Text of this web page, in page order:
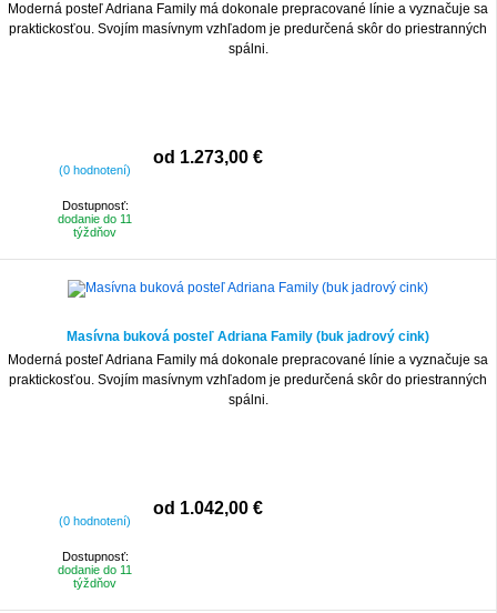
Moderná posteľ Adriana Family má dokonale prepracované línie a vyznačuje sa
praktickosťou. Svojím masívnym vzhľadom je predurčená skôr do priestranných
spálni.
(0 hodnotení)
Dostupnosť:
dodanie do 11
týždňov
od 1.273,00 €
Masívna buková posteľ Adriana Family (buk jadrový cink)
Moderná posteľ Adriana Family má dokonale prepracované línie a vyznačuje sa
praktickosťou. Svojím masívnym vzhľadom je predurčená skôr do priestranných
spálni.
(0 hodnotení)
Dostupnosť:
dodanie do 11
týždňov
od 1.042,00 €